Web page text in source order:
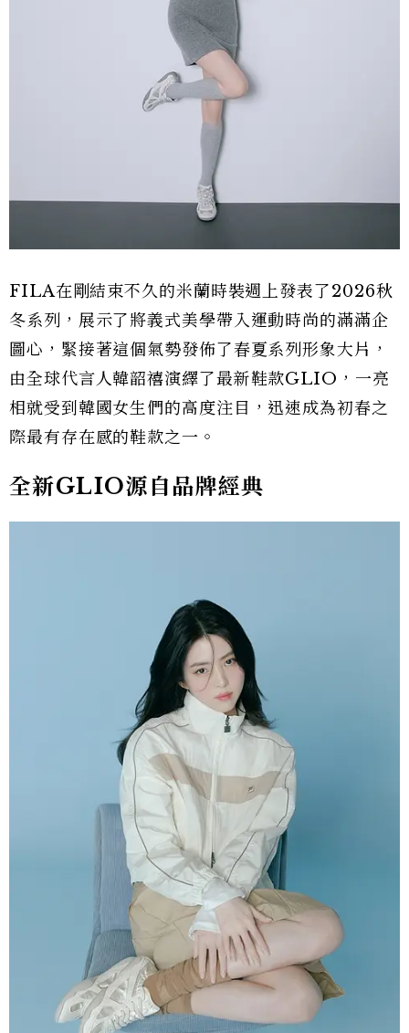
FILA在剛結束不久的米蘭時裝週上發表了2026秋
冬系列，展示了將義式美學帶入運動時尚的滿滿企
圖心，緊接著這個氣勢發佈了春夏系列形象大片，
由全球代言人韓韶禧演繹了最新鞋款GLIO，一亮
相就受到韓國女生們的高度注目，迅速成為初春之
際最有存在感的鞋款之一。
全新GLIO源自品牌經典